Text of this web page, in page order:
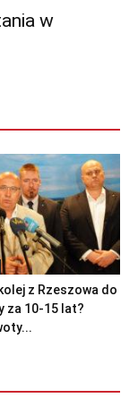
w
z Rzeszowa do
za 10-15 lat?